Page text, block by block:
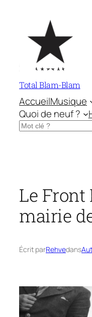
contenu
Total Blam-Blam
AccueilMusique
Quoi de neuf ?
Rechercher
Le Front
mairie
Écrit parRehvedans